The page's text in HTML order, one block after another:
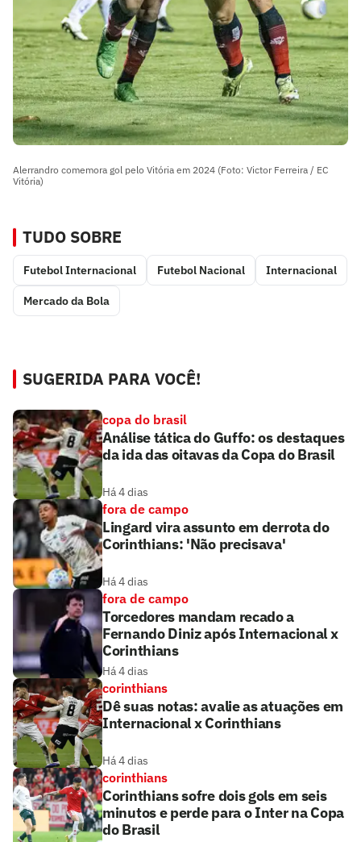
Alerrandro comemora gol pelo Vitória em 2024 (Foto: Victor Ferreira / EC
Vitória)
TUDO SOBRE
Futebol Internacional Futebol Nacional Internacional
Mercado da Bola
SUGERIDA PARA VOCÊ!
copa do brasil
Análise tática do Guffo: os destaques
da ida das oitavas da Copa do Brasil
Há 4 dias
fora de campo
Lingard vira assunto em derrota do
Corinthians: 'Não precisava'
Há 4 dias
fora de campo
Torcedores mandam recado a
Fernando Diniz após Internacional x
Corinthians
Há 4 dias
corinthians
Dê suas notas: avalie as atuações em
Internacional x Corinthians
Há 4 dias
corinthians
Corinthians sofre dois gols em seis
minutos e perde para o Inter na Copa
do Brasil